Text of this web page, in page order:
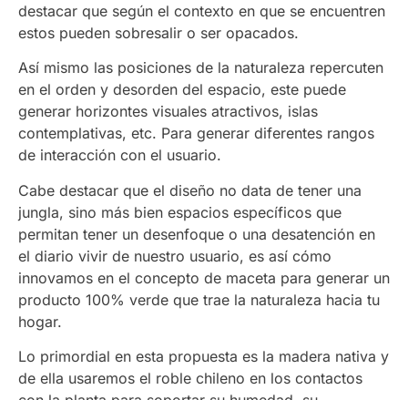
destacar que según el contexto en que se encuentren
estos pueden sobresalir o ser opacados.
Así mismo las posiciones de la naturaleza repercuten
en el orden y desorden del espacio, este puede
generar horizontes visuales atractivos, islas
contemplativas, etc. Para generar diferentes rangos
de interacción con el usuario.
Cabe destacar que el diseño no data de tener una
jungla, sino más bien espacios específicos que
permitan tener un desenfoque o una desatención en
el diario vivir de nuestro usuario, es así cómo
innovamos en el concepto de maceta para generar un
producto 100% verde que trae la naturaleza hacia tu
hogar.
Lo primordial en esta propuesta es la madera nativa y
de ella usaremos el roble chileno en los contactos